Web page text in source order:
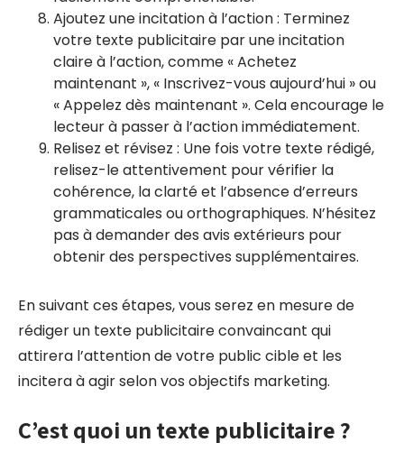
Ajoutez une incitation à l’action : Terminez
votre texte publicitaire par une incitation
claire à l’action, comme « Achetez
maintenant », « Inscrivez-vous aujourd’hui » ou
« Appelez dès maintenant ». Cela encourage le
lecteur à passer à l’action immédiatement.
Relisez et révisez : Une fois votre texte rédigé,
relisez-le attentivement pour vérifier la
cohérence, la clarté et l’absence d’erreurs
grammaticales ou orthographiques. N’hésitez
pas à demander des avis extérieurs pour
obtenir des perspectives supplémentaires.
En suivant ces étapes, vous serez en mesure de
rédiger un texte publicitaire convaincant qui
attirera l’attention de votre public cible et les
incitera à agir selon vos objectifs marketing.
C’est quoi un texte publicitaire ?